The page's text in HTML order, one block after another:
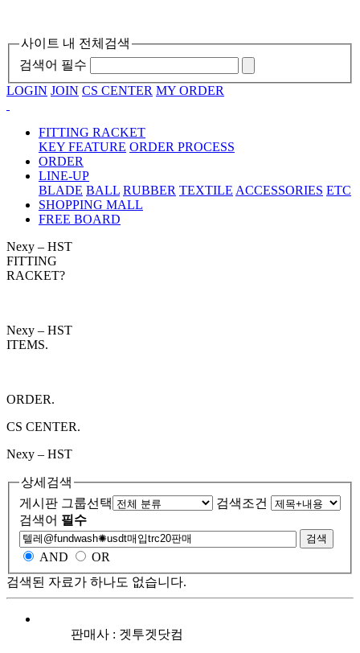
사이트 내 전체검색
검색어 필수
LOGIN JOIN CS CENTER MY ORDER
FITTING RACKET
KEY FEATURE ORDER PROCESS
ORDER
LINE-UP
BLADE BALL RUBBER TEXTILE ACCESSORIES ETC
SHOPPING MALL
FREE BOARD
Nexy – HST
FITTING
RACKET?
Nexy – HST
ITEMS.
ORDER.
CS CENTER.
Nexy – HST
상세검색
게시판 그룹선택
검색조건
검색어 필수
검색
AND
OR
검색된 자료가 하나도 없습니다.
판매사 : 겟투겟닷컴